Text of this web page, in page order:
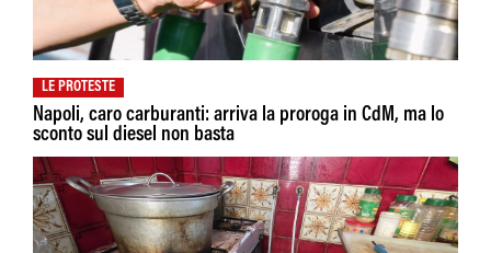
LE PROTESTE
Napoli, caro carburanti: arriva la proroga in CdM, ma lo
sconto sul diesel non basta